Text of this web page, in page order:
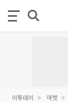
이투데이 마켓